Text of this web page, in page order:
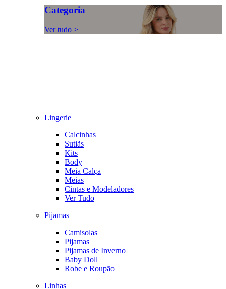
Categoria
Ver tudo >
Lingerie
Calcinhas
Sutiãs
Kits
Body
Meia Calça
Meias
Cintas e Modeladores
Ver Tudo
Pijamas
Camisolas
Pijamas
Pijamas de Inverno
Baby Doll
Robe e Roupão
Linhas